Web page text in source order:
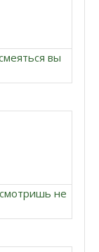
вы
не